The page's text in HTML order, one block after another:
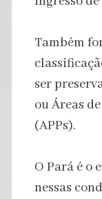
Também
ser
ou Áreas
(APPs).
O Pará é o
nessas